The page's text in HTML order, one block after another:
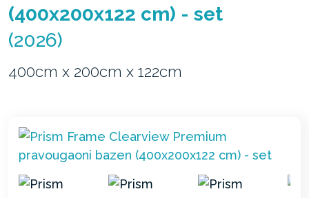
(400x200x122 cm) - set
(2026)
400cm x 200cm x 122cm